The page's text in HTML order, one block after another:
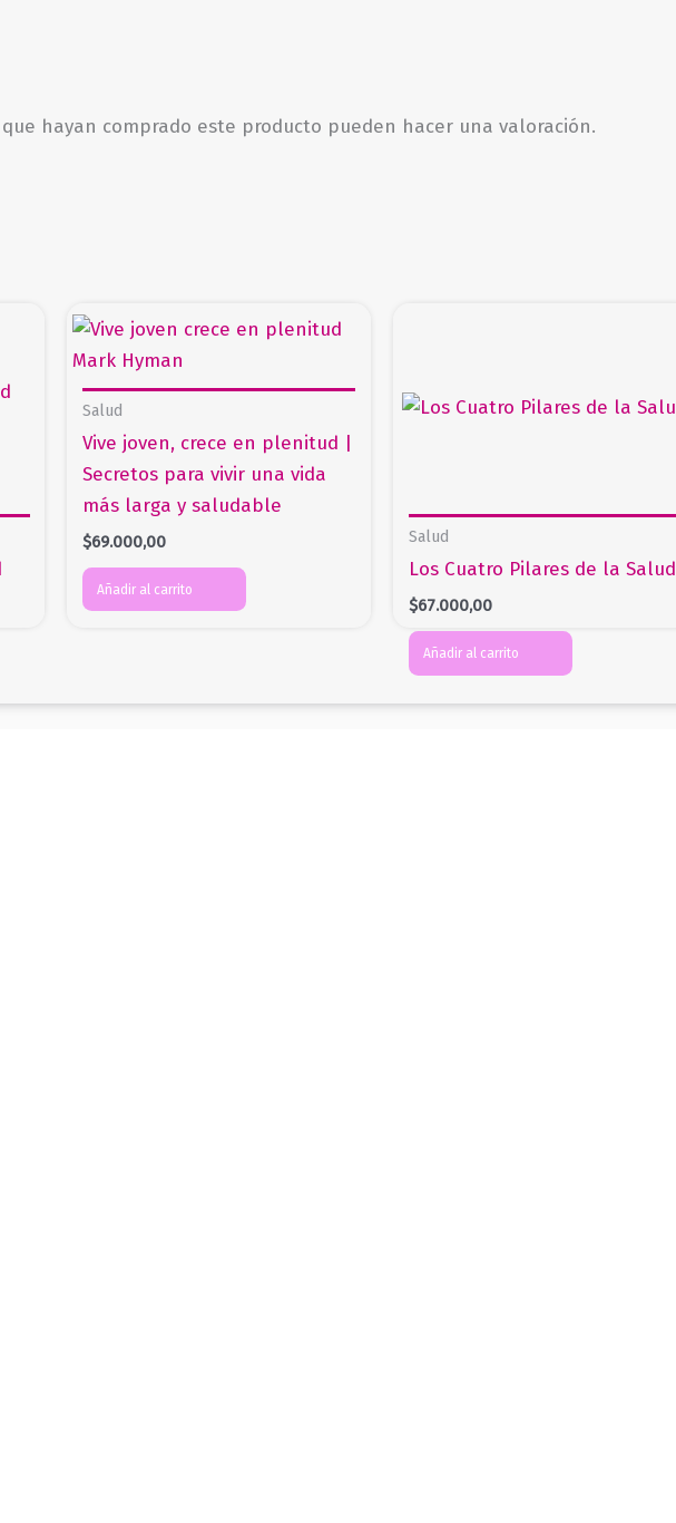
hayan comprado este producto pueden hacer una valoración.
Salud
Vive joven, crece en plenitud |
Secretos para vivir una vida
más larga y saludable
$69.000,00
Añadir al carrito
Salud
Los Cuatro Pilares de la Salud
$67.000,00
Añadir al carrito